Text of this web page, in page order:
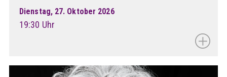
Dienstag, 27. Oktober 2026
19:30 Uhr